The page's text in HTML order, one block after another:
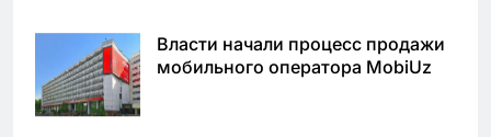
Власти начали процесс продажи
мобильного оператора MobiUz